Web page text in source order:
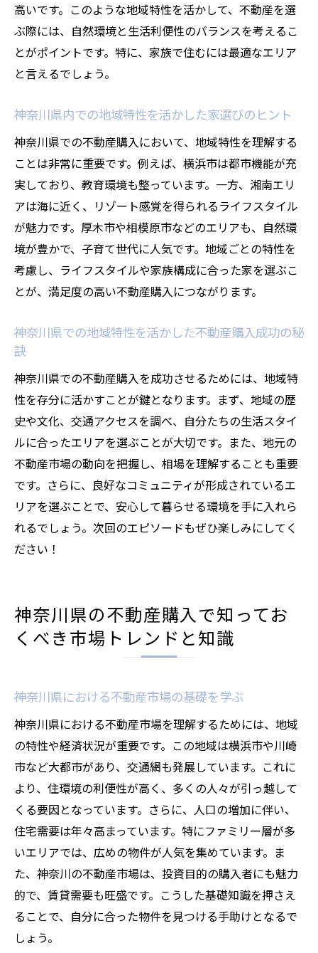
高いです。このような地域特性を活かして、不動産を選
ぶ際には、自然環境と生活利便性のバランスを考えるこ
とがポイントです。特に、家族で住むには最適なエリア
と言えるでしょう。
神奈川県内での地域特性を活かした家選びのヒント
神奈川県での不動産購入において、地域特性を理解する
ことは非常に重要です。例えば、横浜市は都市機能が充
実しており、教育環境も整っています。一方、湘南エリ
アは海に近く、リゾート感覚を得られるライフスタイル
が魅力です。厚木市や相模原市などのエリアも、自然環
境が豊かで、子育て世代に人気です。地域ごとの特性を
考慮し、ライフスタイルや家族構成に合った家を選ぶこ
とが、満足度の高い不動産購入につながります。
神奈川県での地域特性を活かした不動産購入成功の秘
訣
神奈川県での不動産購入を成功させるためには、地域特
性を存分に活かすことが鍵となります。まず、地域の歴
史や文化、交通アクセスを調べ、自分たちの生活スタイ
ルに合ったエリアを選ぶことが大切です。また、地元の
不動産市場の動向を把握し、相場を理解することも重要
です。さらに、良好なコミュニティが形成されているエ
リアを選ぶことで、安心して暮らせる環境を手に入れら
れるでしょう。次回のエピソードもぜひ楽しみにしてく
ださい！
神奈川県の不動産購入で知ってお
くべき市場トレンドと知識
神奈川県における不動産市場の基礎を学ぶ
神奈川県における不動産市場を理解するためには、地域
の特性や経済状況が重要です。この地域は横浜市や川崎
市など大都市があり、交通網も発展しています。これに
より、住環境の利便性が高く、多くの人々が引っ越して
くる要因となっています。さらに、人口の増加に伴い、
住宅需要は年々高まっています。特にファミリー層が多
いエリアでは、広めの物件が人気を集めています。ま
た、神奈川の不動産市場は、投資目的の購入者にも魅力
的で、賃貸需要も旺盛です。こうした基礎知識を押さえ
ることで、自分に合った物件を見つける手助けとなるで
しょう。